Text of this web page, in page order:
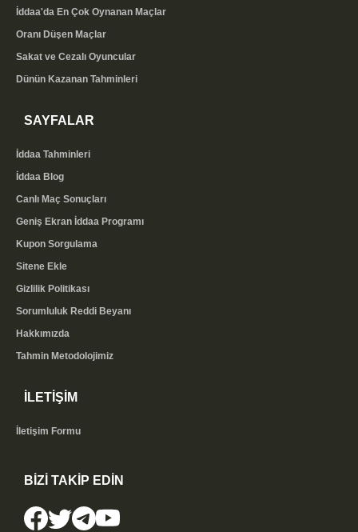
İddaa'da En Çok Oynanan Maçlar
Oranı Düşen Maçlar
Sakat ve Cezalı Oyuncular
Dünün Kazanan Tahminleri
SAYFALAR
İddaa Tahminleri
İddaa Blog
Canlı Maç Sonuçları
Geniş Ekran İddaa Programı
Kupon Sorgulama
Sitene Ekle
Gizlilik Politikası
Sorumluluk Reddi Beyanı
Hakkımızda
Tahmin Metodolojimiz
İLETİŞİM
İletişim Formu
BİZİ TAKİP EDİN